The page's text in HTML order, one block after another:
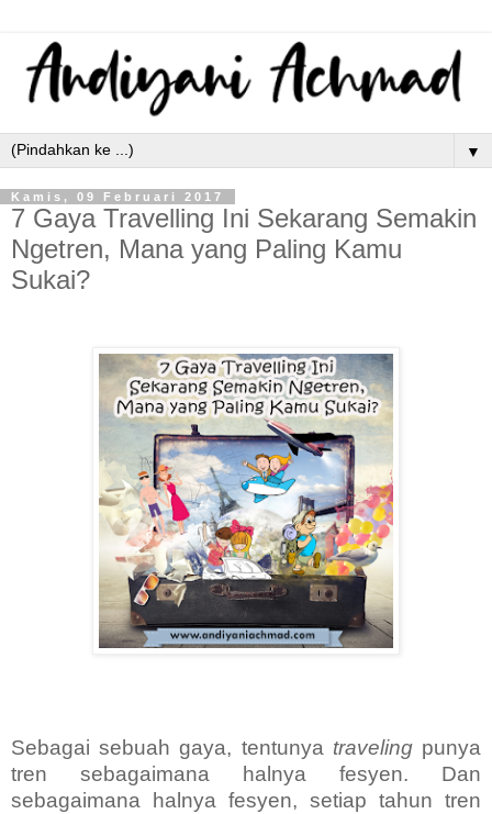
▼
Kamis, 09 Februari 2017
7 Gaya Travelling Ini Sekarang Semakin
Ngetren, Mana yang Paling Kamu
Sukai?
Sebagai sebuah gaya, tentunya travelingpunya
tren sebagaimana halnya fesyen. Dan
sebagaimana halnya fesyen, setiap tahun tren